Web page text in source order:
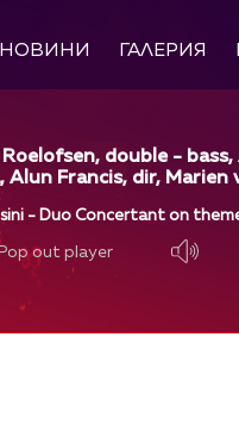
НОВИНИ ГАЛЕРИЯ
Roelofsen, double -
Alun Francis, dir, Marien
- Duo Concertant on
Pop out player